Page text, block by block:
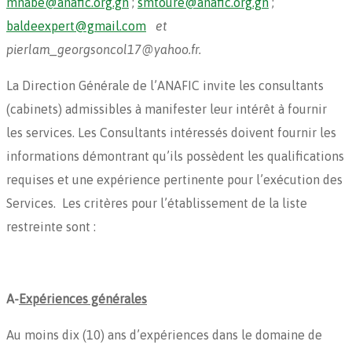
baldeexpert@gmail.com
et
pierlam_georgsoncol17@yahoo.fr.
La Direction Générale de l’ANAFIC invite les consultants
(cabinets) admissibles à manifester leur intérêt à fournir
les services. Les Consultants intéressés doivent fournir les
informations démontrant qu’ils possèdent les qualifications
requises et une expérience pertinente pour l’exécution des
Services. Les critères pour l’établissement de la liste
restreinte sont :
A-Expériences générales
Au moins dix (10) ans d’expériences dans le domaine de